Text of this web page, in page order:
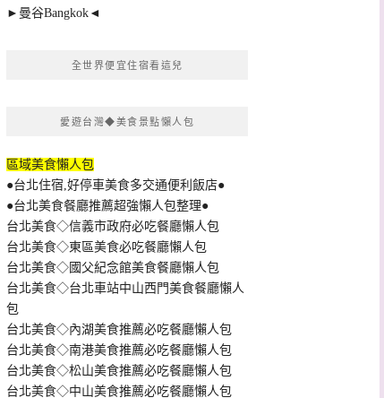
►曼谷Bangkok◄
全世界便宜住宿看這兒
愛遊台灣◆美食景點懶人包
區域美食懶人包
●台北住宿,好停車美食多交通便利飯店●
●台北美食餐廳推薦超強懶人包整理●
台北美食◇信義市政府必吃餐廳懶人包
台北美食◇東區美食必吃餐廳懶人包
台北美食◇國父紀念館美食餐廳懶人包
台北美食◇台北車站中山西門美食餐廳懶人
包
台北美食◇內湖美食推薦必吃餐廳懶人包
台北美食◇南港美食推薦必吃餐廳懶人包
台北美食◇松山美食推薦必吃餐廳懶人包
台北美食◇中山美食推薦必吃餐廳懶人包